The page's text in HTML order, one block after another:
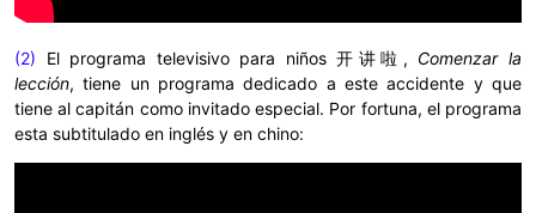
(2) El programa televisivo para niños开讲啦, Comenzar la
lección, tiene un programa dedicado a este accidente y que
tiene al capitán como invitado especial. Por fortuna, el programa
esta subtitulado en inglés y en chino: